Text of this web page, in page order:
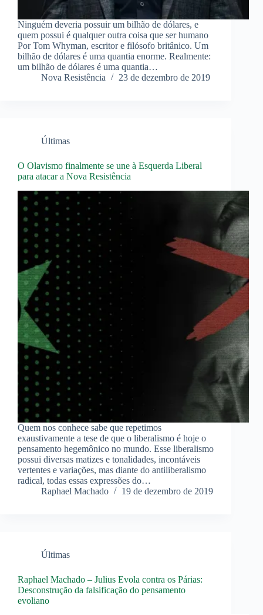
Ninguém deveria possuir um bilhão de dólares, e
quem possui é qualquer outra coisa que ser humano
Por Tom Whyman, escritor e filósofo britânico. Um
bilhão de dólares é uma quantia enorme. Realmente:
um bilhão de dólares é uma quantia…
Nova Resistência
23 de dezembro de 2019
Últimas
O Olavismo finalmente se une à Esquerda Liberal
para atacar a Nova Resistência
Quem nos conhece sabe que repetimos
exaustivamente a tese de que o liberalismo é hoje o
pensamento hegemônico no mundo. Esse liberalismo
possui diversas matizes e tonalidades, incontáveis
vertentes e variações, mas diante do antiliberalismo
radical, todas essas expressões do…
Raphael Machado
19 de dezembro de 2019
Últimas
Raphael Machado – Julius Evola contra os Párias:
Desconstrução da falsificação do pensamento
evoliano